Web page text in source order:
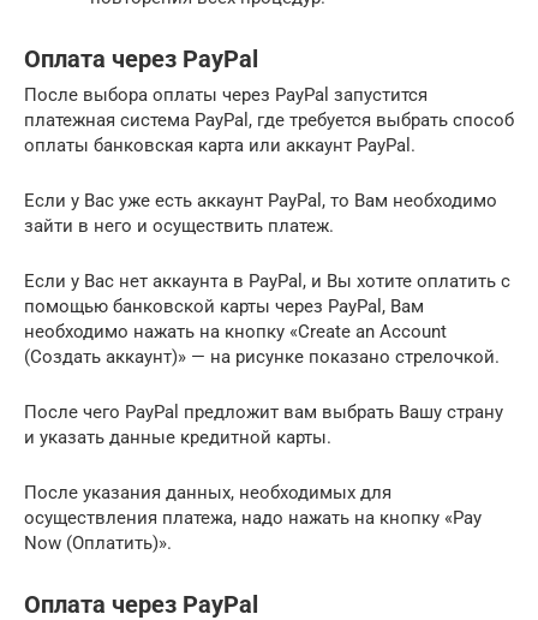
Оплата через PayPal
После выбора оплаты через PayPal запустится
платежная система PayPal, где требуется выбрать способ
оплаты банковская карта или аккаунт PayPal.
Если у Вас уже есть аккаунт PayPal, то Вам необходимо
зайти в него и осуществить платеж.
Если у Вас нет аккаунта в PayPal, и Вы хотите оплатить с
помощью банковской карты через PayPal, Вам
необходимо нажать на кнопку «Create an Account
(Создать аккаунт)» — на рисунке показано стрелочкой.
После чего PayPal предложит вам выбрать Вашу страну
и указать данные кредитной карты.
После указания данных, необходимых для
осуществления платежа, надо нажать на кнопку «Pay
Now (Оплатить)».
Оплата через PayPal